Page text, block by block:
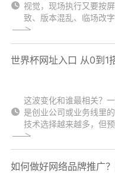
视觉，现场执行又要按
致、版本混乱、临场改
世界杯网址入口 从0到1
这波变化和谁最相关？
是创业公司或业务线里
技术选择越来越多，但
如何做好网络品牌推广？